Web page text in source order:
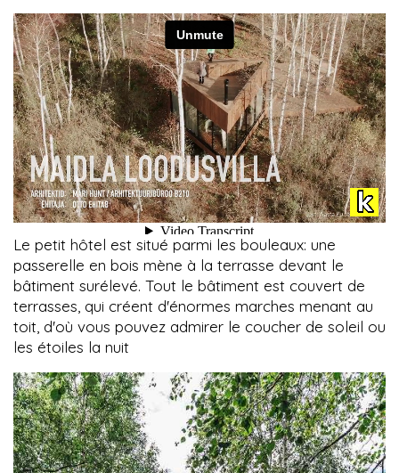
Le petit hôtel est situé parmi les bouleaux: une
passerelle en bois mène à la terrasse devant le
bâtiment surélevé. Tout le bâtiment est couvert de
terrasses, qui créent d'énormes marches menant au
toit, d'où vous pouvez admirer le coucher de soleil ou
les étoiles la nuit